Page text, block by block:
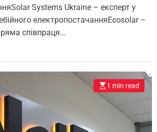
Systems Ukraine – експерт у
електропостачанняEcosolar –
співпраця…
1 min read